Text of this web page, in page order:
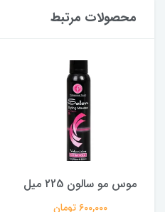
محصولات مرتبط
موس مو سالون ۲25 میل
600,000 تومان